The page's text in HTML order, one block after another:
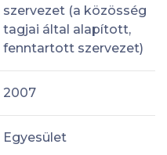
szervezet (a közösség
tagjai által alapított,
fenntartott szervezet)
2007
Egyesület